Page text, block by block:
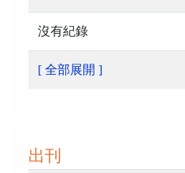
沒有紀錄
[ 全部展開 ]
出刊